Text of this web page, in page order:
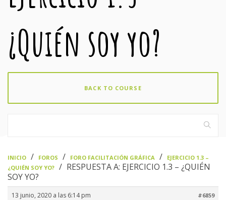
¿Quién soy yo?
BACK TO COURSE
INICIO FOROS FORO FACILITACIÓN GRÁFICA
EJERCICIO 1.3 –
¿QUIÉN SOY YO?
RESPUESTA A: EJERCICIO 1.3 – ¿QUIÉN
SOY YO?
13 junio, 2020 a las 6:14 pm #6859